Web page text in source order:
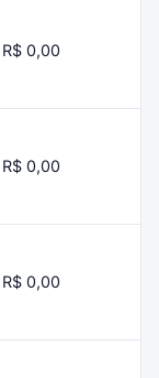
R$ 0,00
R$ 0,00
R$ 0,00